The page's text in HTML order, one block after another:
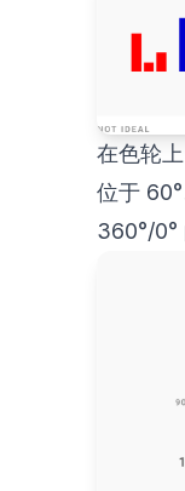
在色轮
位于
360°/0°